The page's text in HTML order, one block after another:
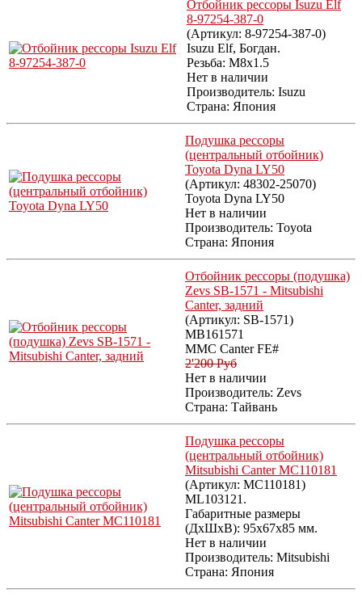
Отбойник рессоры Isuzu Elf
8-97254-387-0
(Артикул: 8-97254-387-0)
Isuzu Elf, Богдан.
Резьба: M8x1.5
Нет в наличии
Производитель: Isuzu
Страна: Япония
Подушка рессоры
(центральный отбойник)
Toyota Dyna LY50
(Артикул: 48302-25070)
Toyota Dyna LY50
Нет в наличии
Производитель: Toyota
Страна: Япония
Отбойник рессоры (подушка)
Zevs SB-1571 - Mitsubishi
Canter, задний
(Артикул: SB-1571)
MB161571
MMC Canter FE#
2'200 Руб
Нет в наличии
Производитель: Zevs
Страна: Тайвань
Подушка рессоры
(центральный отбойник)
Mitsubishi Canter MC110181
(Артикул: MC110181)
ML103121.
Габаритные размеры
(ДхШхВ): 95x67x85 мм.
Нет в наличии
Производитель: Mitsubishi
Страна: Япония